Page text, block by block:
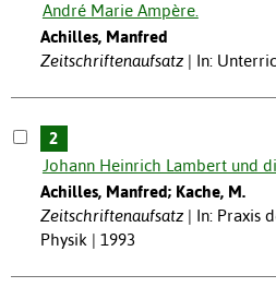
André Marie Ampère.
Achilles, Manfred
Zeitschriftenaufsatz
In:
2
Johann Heinrich Lambert und
Achilles, Manfred; Kache, M.
Zeitschriftenaufsatz
In: Praxis
Physik | 1993